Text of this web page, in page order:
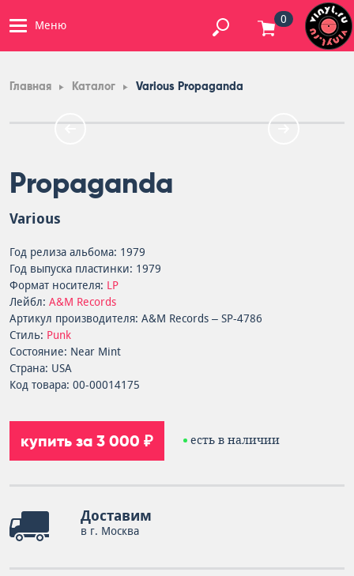
Меню 0
Главная Каталог Various Propaganda
Propaganda
Various
Год релиза альбома: 1979
Год выпуска пластинки: 1979
Формат носителя: LP
Лейбл: A&M Records
Артикул производителя: A&M Records – SP-4786
Стиль: Punk
Состояние: Near Mint
Страна: USA
Код товара: 00-00014175
купить за 3 000 ₽ есть в наличии
Доставим
в г. Москва